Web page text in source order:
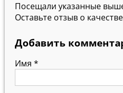
Посещали указанные
Оставьте отзыв о
Добавить
Имя *